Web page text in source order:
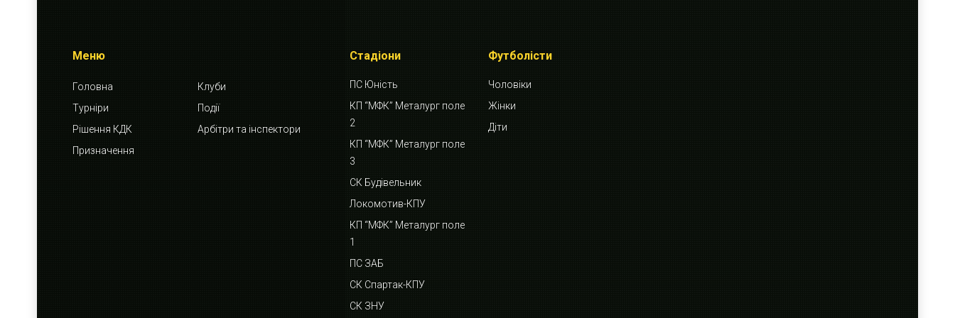
Меню
Головна
Клуби
Турніри
Події
Рішення КДК
Арбітри та інспектори
Призначення
Стадіони
ПС Юність
КП “МФК” Металург поле
2
КП “МФК” Металург поле
3
СК Будівельник
Локомотив-КПУ
КП “МФК” Металург поле
1
ПС ЗАБ
СК Спартак-КПУ
СК ЗНУ
Футболісти
Чоловіки
Жінки
Діти